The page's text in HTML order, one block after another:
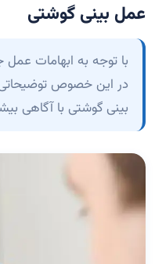
عمل بینی گوشتی
با توجه به ابهامات
در این خصوص توضیحاتی
بینی گوشتی با آگاهی